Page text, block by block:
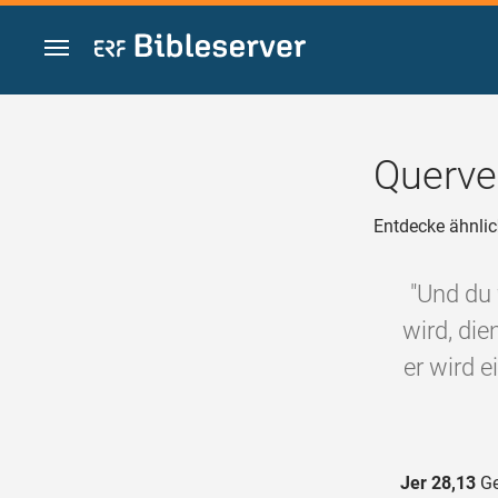
Zum Inhalt springen
Entdecke
"Und
wird,
er wird
Jer 28,13